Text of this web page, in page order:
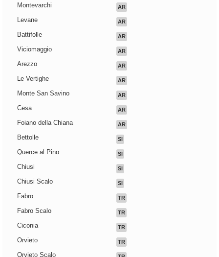
Montevarchi AR
Levane AR
Battifolle AR
Viciomaggio AR
Arezzo AR
Le Vertighe AR
Monte San Savino AR
Cesa AR
Foiano della Chiana AR
Bettolle SI
Querce al Pino SI
Chiusi SI
Chiusi Scalo SI
Fabro TR
Fabro Scalo TR
Ciconia TR
Orvieto TR
Orvieto Scalo